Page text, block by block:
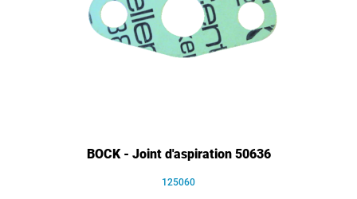
BOCK - Joint d'aspiration 50636
125060